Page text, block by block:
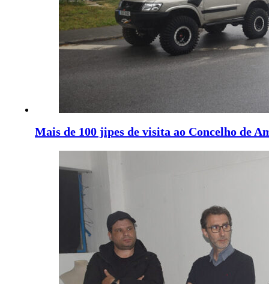
Mais de 100 jipes de visita ao Concelho de